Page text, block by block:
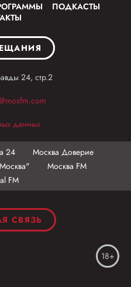
ПОДКАСТЫ
24, стр.2
данных
24
Москва Доверие
Москва FM
FM
СВЯЗЬ
18+